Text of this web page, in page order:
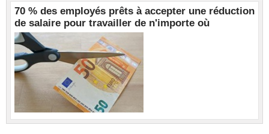
70 % des employés prêts à accepter une réduction
de salaire pour travailler de n'importe où